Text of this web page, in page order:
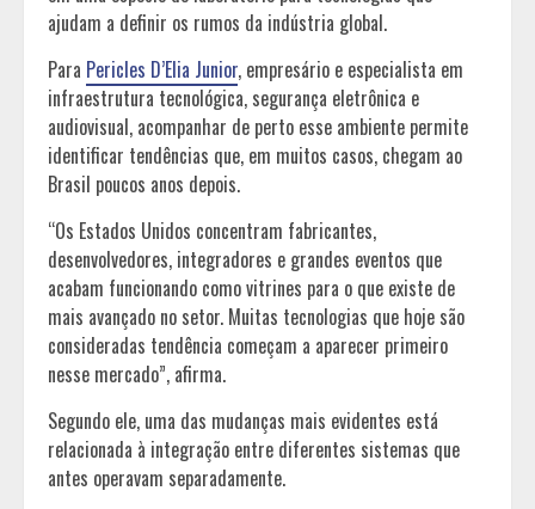
ajudam a definir os rumos da indústria global.
Para Pericles D’Elia Junior, empresário e especialista em
infraestrutura tecnológica, segurança eletrônica e
audiovisual, acompanhar de perto esse ambiente permite
identificar tendências que, em muitos casos, chegam ao
Brasil poucos anos depois.
“Os Estados Unidos concentram fabricantes,
desenvolvedores, integradores e grandes eventos que
acabam funcionando como vitrines para o que existe de
mais avançado no setor. Muitas tecnologias que hoje são
consideradas tendência começam a aparecer primeiro
nesse mercado”, afirma.
Segundo ele, uma das mudanças mais evidentes está
relacionada à integração entre diferentes sistemas que
antes operavam separadamente.